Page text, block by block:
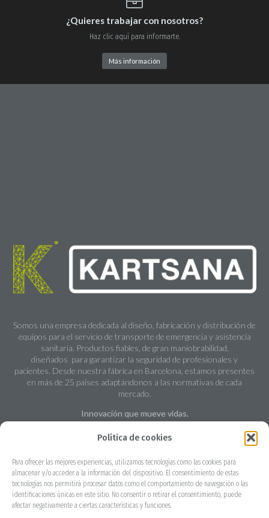
Política de cookies
Para ofrecer las mejores experiencias, utilizamos tecnologías como las cookies para
almacenar y/o acceder a la información del dispositivo. El consentimiento de estas
tecnologías nos permitirá procesar datos como el comportamiento de navegación o las
identificaciones únicas en este sitio. No consentir o retirar el consentimiento, puede
afectar negativamente a ciertas características y funciones.
¿Quieres trabajar con nosotros?
Haz clic aquí para informarte.
Más información
Somos una empresa dedicada al diseño, fabricación y distribución de
equipos para el servicio de transporte de emergencia y asistencia
sanitaria. Productos fiables, de gran maniobrabilidad,
diseñados para garantizar la seguridad de profesionales y
pacientes. Desde nuestra fábrica en Barcelona, estamos presentes
en más de 25 países adaptándonos a las normativas de cada
mercado.
Innovación que mueve vidas.
Contacta
info@kartsana.com
+34 93 715 86 72